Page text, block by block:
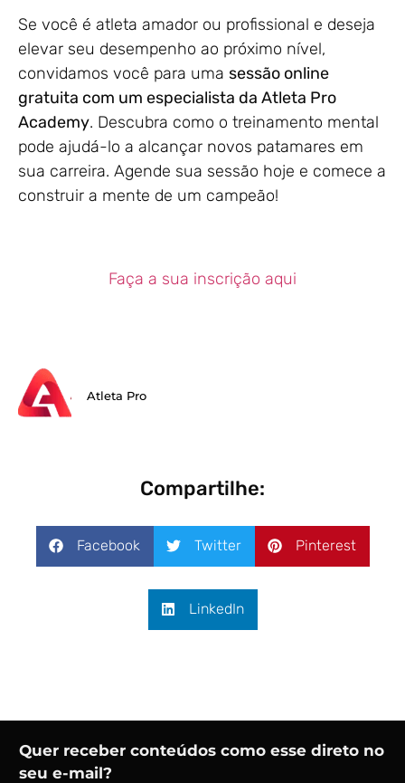
Se você é atleta amador ou profissional e deseja
elevar seu desempenho ao próximo nível,
convidamos você para uma sessão online
gratuita com um especialista da Atleta Pro
Academy. Descubra como o treinamento mental
pode ajudá-lo a alcançar novos patamares em
sua carreira. Agende sua sessão hoje e comece a
construir a mente de um campeão!
Faça a sua inscrição aqui
Atleta Pro
Compartilhe:
Facebook Twitter Pinterest
LinkedIn
Quer receber conteúdos como esse direto no
seu e-mail?